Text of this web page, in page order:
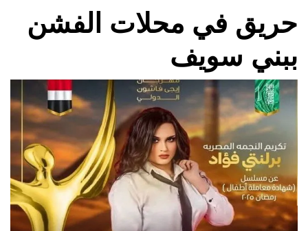
حريق في محلات الفشن
ببني سويف